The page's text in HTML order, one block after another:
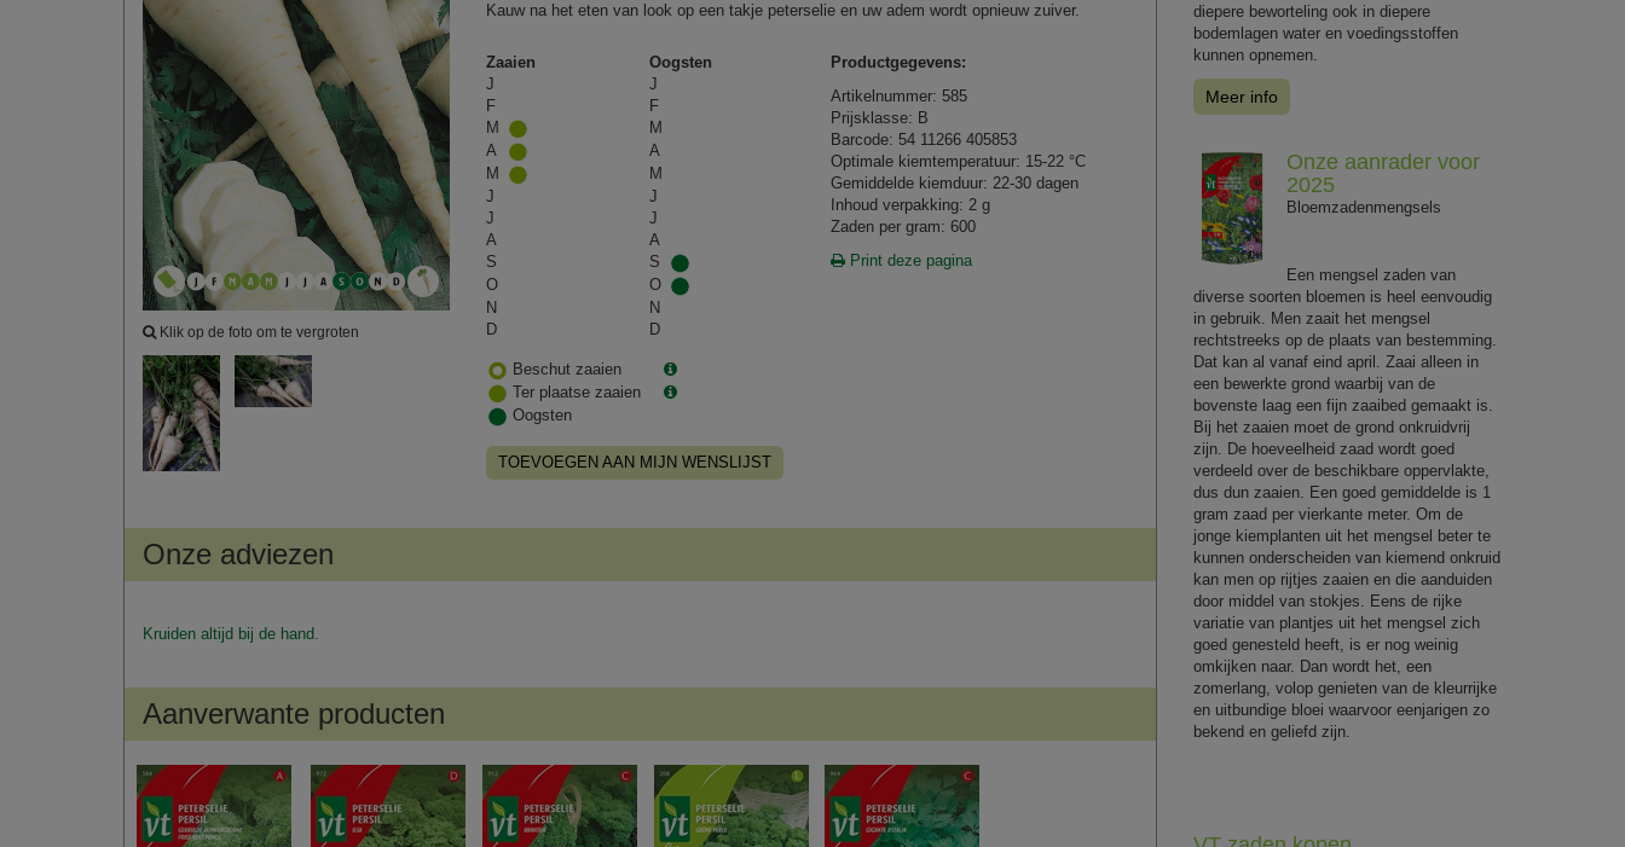
Klik op de foto om te vergroten
Kauw na het eten van look op een takje peterselie en uw adem wordt opnieuw zuiver.
Zaaien
Oogsten
J
J
F
F
M
M
A
A
M
M
J
J
J
J
A
A
S
S
O
O
N
N
D
D
Beschut zaaien
Ter plaatse zaaien
Oogsten
TOEVOEGEN AAN MIJN WENSLIJST
Productgegevens:
Artikelnummer: 585
Prijsklasse: B
Barcode: 54 11266 405853
Optimale kiemtemperatuur: 15-22 °C
Gemiddelde kiemduur: 22-30 dagen
Inhoud verpakking: 2 g
Zaden per gram: 600
Print deze pagina
Onze adviezen
Kruiden altijd bij de hand.
Aanverwante producten
diepere beworteling ook in diepere
bodemlagen water en voedingsstoffen
kunnen opnemen.
Meer info
Onze aanrader voor
2025
Bloemzadenmengsels
Een mengsel zaden van
diverse soorten bloemen is heel eenvoudig
in gebruik. Men zaait het mengsel
rechtstreeks op de plaats van bestemming.
Dat kan al vanaf eind april. Zaai alleen in
een bewerkte grond waarbij van de
bovenste laag een fijn zaaibed gemaakt is.
Bij het zaaien moet de grond onkruidvrij
zijn. De hoeveelheid zaad wordt goed
verdeeld over de beschikbare oppervlakte,
dus dun zaaien. Een goed gemiddelde is 1
gram zaad per vierkante meter. Om de
jonge kiemplanten uit het mengsel beter te
kunnen onderscheiden van kiemend onkruid
kan men op rijtjes zaaien en die aanduiden
door middel van stokjes. Eens de rijke
variatie van plantjes uit het mengsel zich
goed genesteld heeft, is er nog weinig
omkijken naar. Dan wordt het, een
zomerlang, volop genieten van de kleurrijke
en uitbundige bloei waarvoor eenjarigen zo
bekend en geliefd zijn.